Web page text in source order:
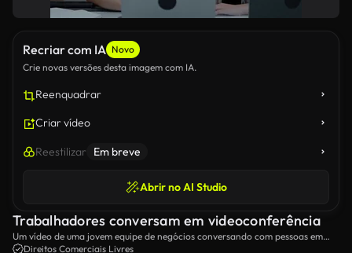
Recriar com IA Novo
Crie novas versões desta imagem com IA.
Reenquadrar
Criar vídeo
Reestilizar Em breve
Abrir no AI Studio
Trabalhadores conversam em videoconferência
Um vídeo de uma jovem equipe de negócios conversando com pessoas em
uma chamada de vídeo.
Direitos Comerciais Livres